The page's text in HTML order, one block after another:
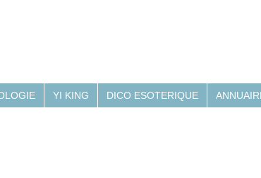
YI KING DICO ESOTERIQUE